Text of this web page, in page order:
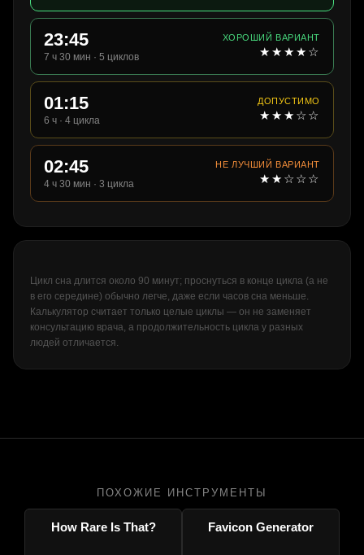
23:45
7 ч 30 мин · 5 циклов
ХОРОШИЙ ВАРИАНТ
★★★★☆
01:15
6 ч · 4 цикла
ДОПУСТИМО
★★★☆☆
02:45
4 ч 30 мин · 3 цикла
НЕ ЛУЧШИЙ ВАРИАНТ
★★☆☆☆
Цикл сна длится около 90 минут; проснуться в конце цикла (а не
в его середине) обычно легче, даже если часов сна меньше.
Калькулятор считает только целые циклы — он не заменяет
консультацию врача, а продолжительность цикла у разных
людей отличается.
ПОХОЖИЕ ИНСТРУМЕНТЫ
How Rare Is That? Favicon Generator